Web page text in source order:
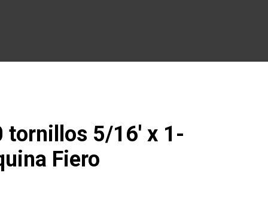
tornillos 5/16′ x 1-
Fiero